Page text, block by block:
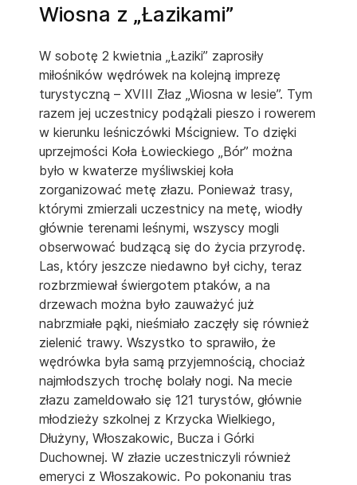
Wiosna z „Łazikami”
W sobotę 2 kwietnia „Łaziki” zaprosiły
miłośników wędrówek na kolejną imprezę
turystyczną – XVIII Złaz „Wiosna w lesie”. Tym
razem jej uczestnicy podążali pieszo i rowerem
w kierunku leśniczówki Mścigniew. To dzięki
uprzejmości Koła Łowieckiego „Bór” można
było w kwaterze myśliwskiej koła
zorganizować metę złazu. Ponieważ trasy,
którymi zmierzali uczestnicy na metę, wiodły
głównie terenami leśnymi, wszyscy mogli
obserwować budzącą się do życia przyrodę.
Las, który jeszcze niedawno był cichy, teraz
rozbrzmiewał świergotem ptaków, a na
drzewach można było zauważyć już
nabrzmiałe pąki, nieśmiało zaczęły się również
zielenić trawy. Wszystko to sprawiło, że
wędrówka była samą przyjemnością, chociaż
najmłodszych trochę bolały nogi. Na mecie
złazu zameldowało się 121 turystów, głównie
młodzieży szkolnej z Krzycka Wielkiego,
Dłużyny, Włoszakowic, Bucza i Górki
Duchownej. W złazie uczestniczyli również
emeryci z Włoszakowic. Po pokonaniu tras